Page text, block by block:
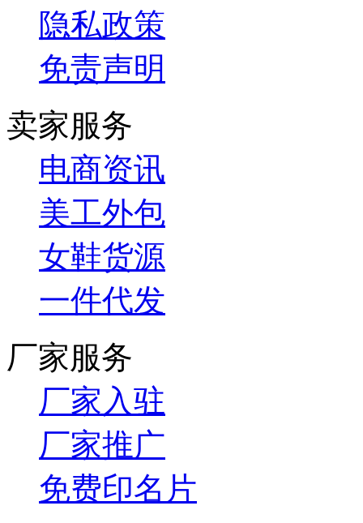
隐私政策
免责声明
卖家服务
电商资讯
美工外包
女鞋货源
一件代发
厂家服务
厂家入驻
厂家推广
免费印名片